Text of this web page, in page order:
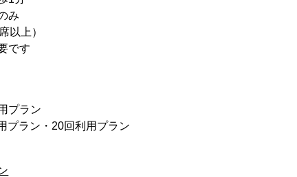
み
以上）
です
プラン
プラン・20回利用プラン